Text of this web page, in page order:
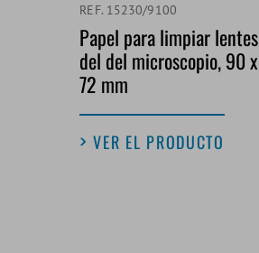
REF. 15230/9100
Papel para limpiar lentes
del del microscopio, 90 x
72 mm
VER EL PRODUCTO